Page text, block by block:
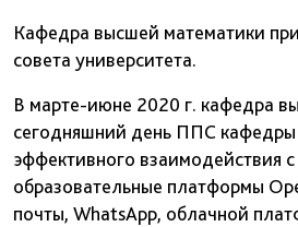
Кафедра высшей математики
совета университета.
В марте-июне 2020 г. кафедра
сегодняшний день ППС кафедры
эффективного взаимодействия
образовательные платформы
почты, WhatsApp, облачной